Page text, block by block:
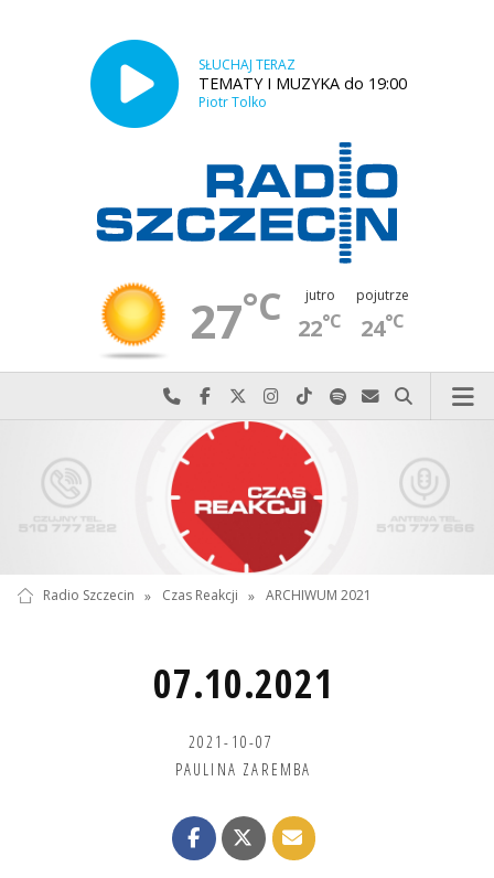
SŁUCHAJ TERAZ
TEMATY I MUZYKA do 19:00
Piotr Tolko
27°C jutro
22°C
pojutrze
24°C
Najlepiej po prostu do nas zadzwoń
Odwiedź nas na Facebook-u
Odwiedź nas na X
Odwiedź nas na Instagram-ie
Odwiedź nas na TikTok-u
Szukaj nas na Spotify
Wyślij do nas
Szukaj
Radio Szczecin » Czas Reakcji » ARCHIWUM 2021
07.10.2021
2021-10-07
PAULINA ZAREMBA